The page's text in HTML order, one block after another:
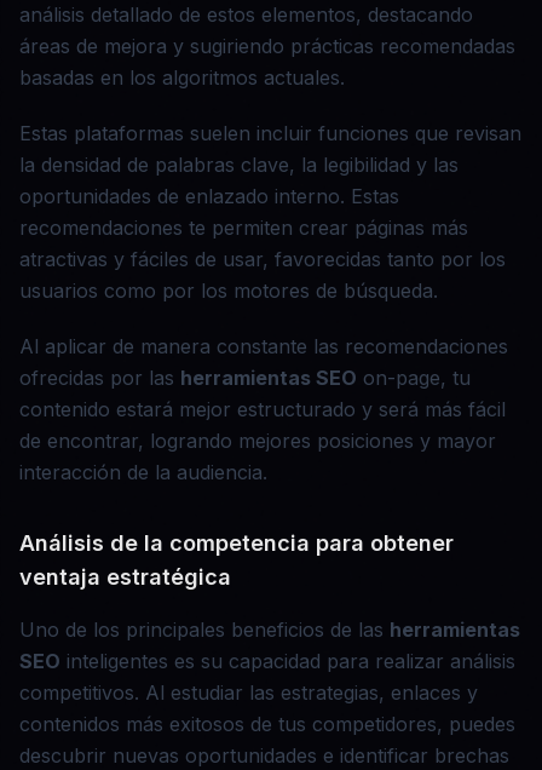
análisis detallado de estos elementos, destacando
áreas de mejora y sugiriendo prácticas recomendadas
basadas en los algoritmos actuales.
Estas plataformas suelen incluir funciones que revisan
la densidad de palabras clave, la legibilidad y las
oportunidades de enlazado interno. Estas
recomendaciones te permiten crear páginas más
atractivas y fáciles de usar, favorecidas tanto por los
usuarios como por los motores de búsqueda.
Al aplicar de manera constante las recomendaciones
ofrecidas por las herramientas SEO on-page, tu
contenido estará mejor estructurado y será más fácil
de encontrar, logrando mejores posiciones y mayor
interacción de la audiencia.
Análisis de la competencia para obtener
ventaja estratégica
Uno de los principales beneficios de las herramientas
SEO inteligentes es su capacidad para realizar análisis
competitivos. Al estudiar las estrategias, enlaces y
contenidos más exitosos de tus competidores, puedes
descubrir nuevas oportunidades e identificar brechas